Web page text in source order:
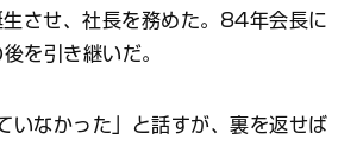
させ、社長を務めた。84年会長に
を引き継いだ。
いなかった」と話すが、裏を返せば